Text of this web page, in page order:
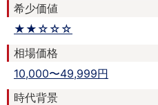
希少価値
★★☆☆☆
相場価格
10,000〜49,999円
時代背景